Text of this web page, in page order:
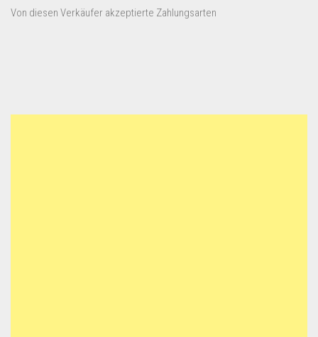
Von diesen Verkäufer akzeptierte Zahlungsarten